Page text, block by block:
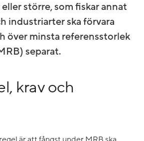
större, som fiskar annat
industriarter ska förvara
över minsta referensstorlek
separat.
krav och